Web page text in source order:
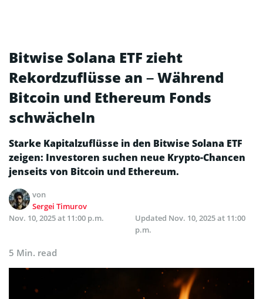
Bitwise Solana ETF zieht
Rekordzuflüsse an – Während
Bitcoin und Ethereum Fonds
schwächeln
Starke Kapitalzuflüsse in den Bitwise Solana ETF
zeigen: Investoren suchen neue Krypto-Chancen
jenseits von Bitcoin und Ethereum.
von
Sergei Timurov
Nov. 10, 2025 at 11:00 p.m.
Updated Nov. 10, 2025 at 11:00
p.m.
5 Min. read